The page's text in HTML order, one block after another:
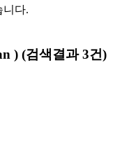
니다.
) (검색결과 3건)